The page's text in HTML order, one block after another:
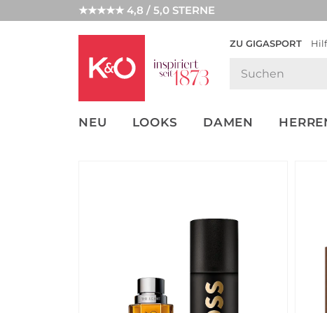
★★★★★ 4,8 / 5,0 STERNE
ZU GIGASPORT
NEU LOOKS DAMEN
NEW IN
WEDDING